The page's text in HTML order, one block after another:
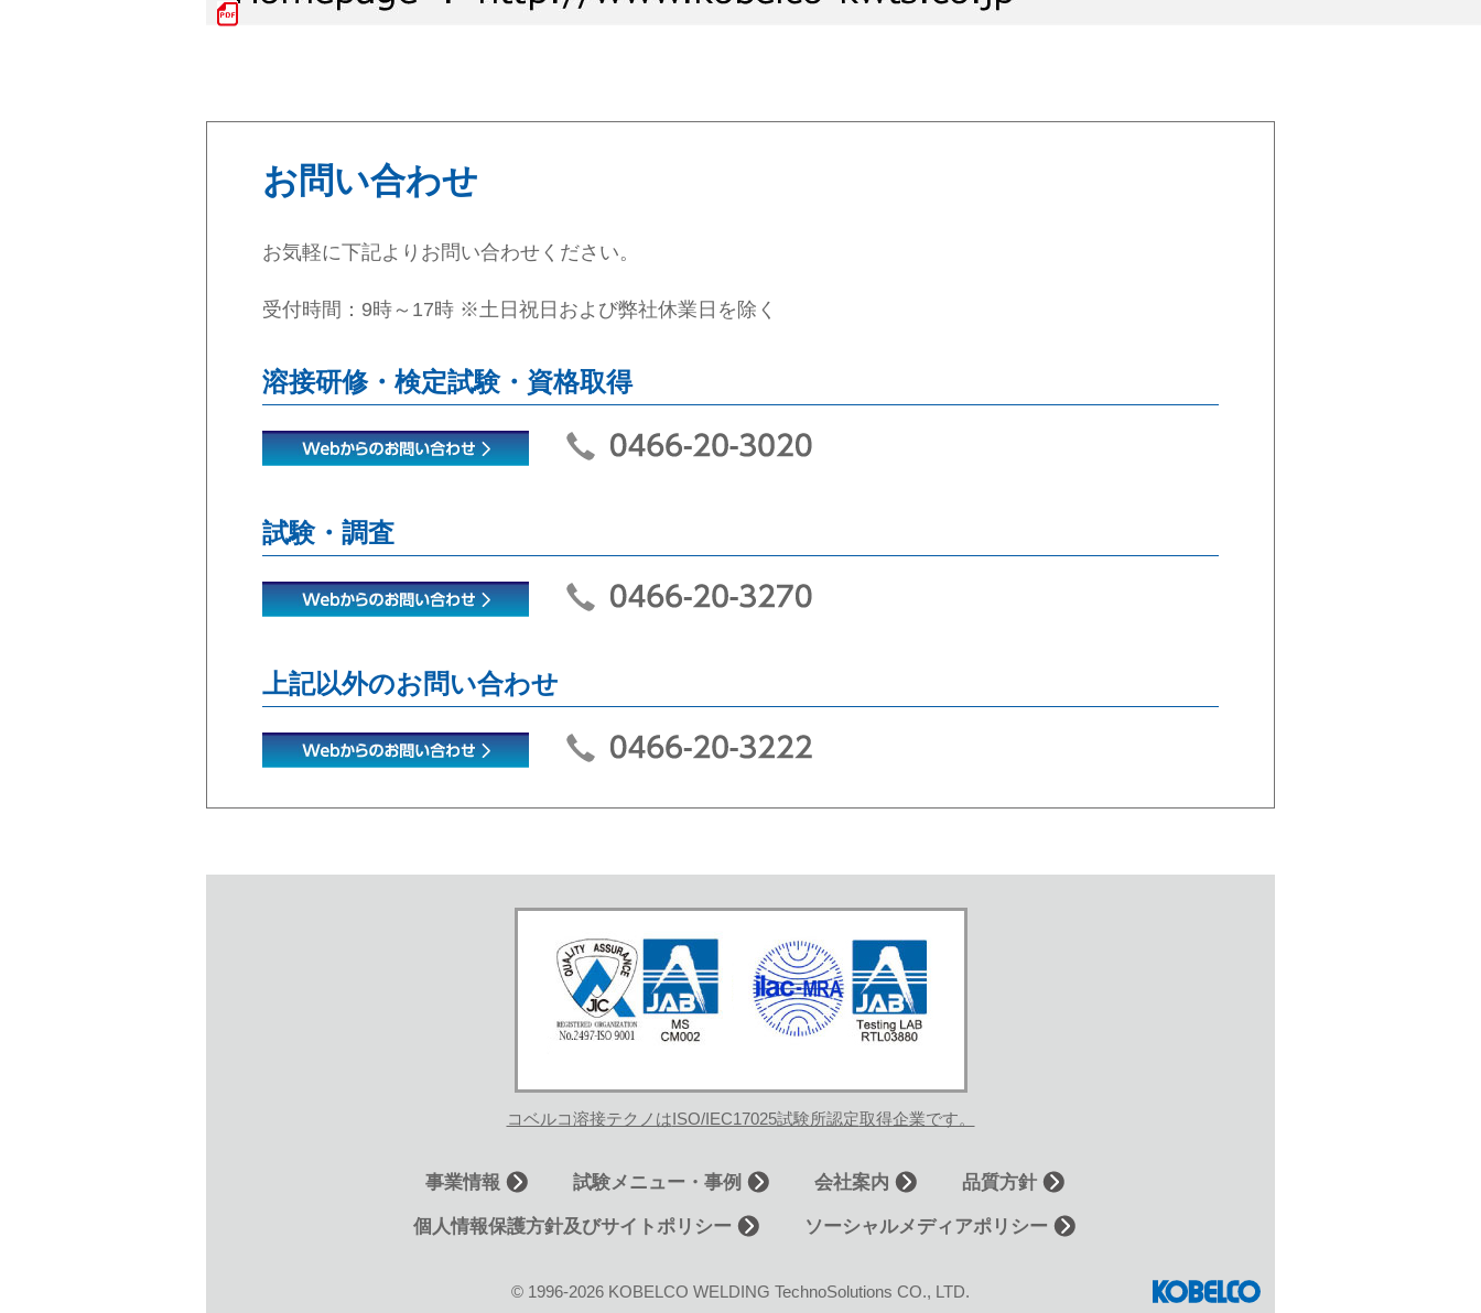
お問い合わせ
お気軽に下記よりお問い合わせください。
受付時間：9時～17時 ※土日祝日および弊社休業日を除く
溶接研修・検定試験・資格取得
試験・調査
上記以外のお問い合わせ
コベルコ溶接テクノはISO/IEC17025試験所認定取得企業です。
事業情報 試験メニュー・事例 会社案内 品質方針
個人情報保護方針及びサイトポリシー ソーシャルメディアポリシー
© 1996-2026 KOBELCO WELDING TechnoSolutions CO., LTD.